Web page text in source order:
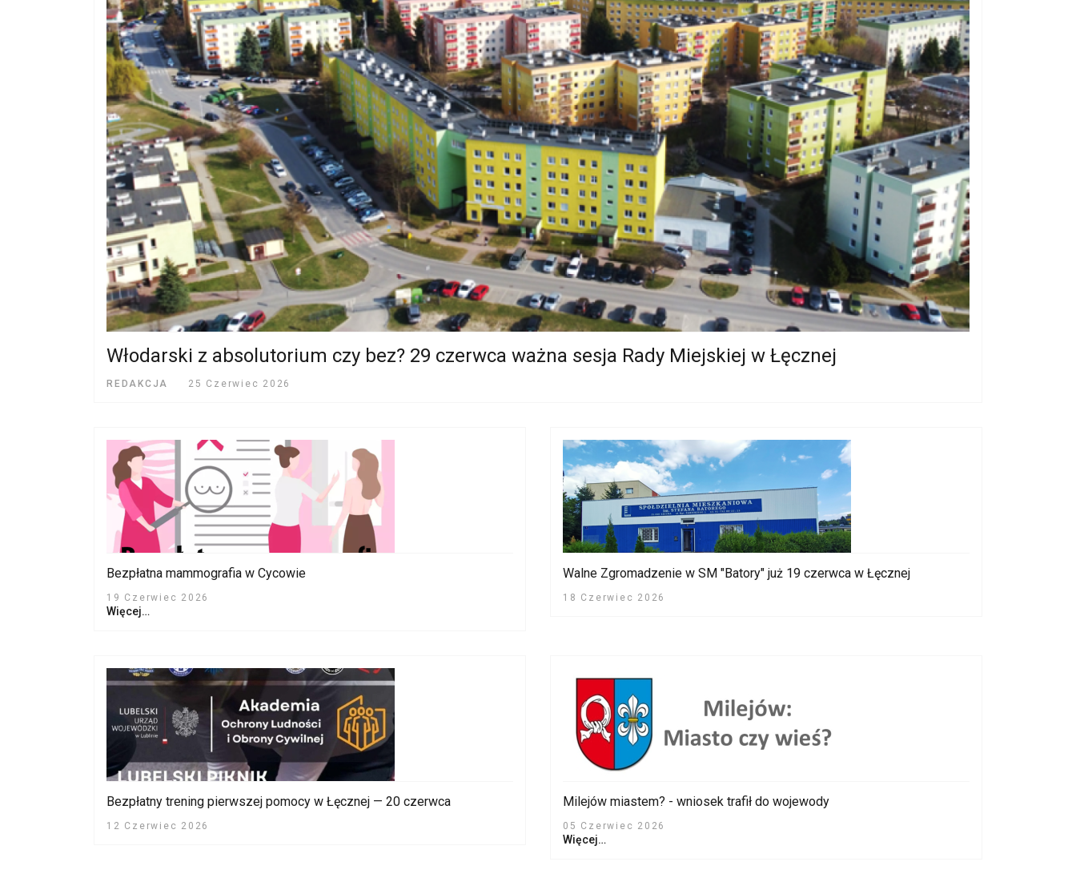
Włodarski z absolutorium czy bez? 29 czerwca ważna sesja Rady Miejskiej w Łęcznej
REDAKCJA 25 Czerwiec 2026
Bezpłatna mammografia w Cycowie
19 Czerwiec 2026
Więcej…
Walne Zgromadzenie w SM "Batory" już 19 czerwca w Łęcznej
18 Czerwiec 2026
Bezpłatny trening pierwszej pomocy w Łęcznej — 20 czerwca
12 Czerwiec 2026
Milejów miastem? - wniosek trafił do wojewody
05 Czerwiec 2026
Więcej…